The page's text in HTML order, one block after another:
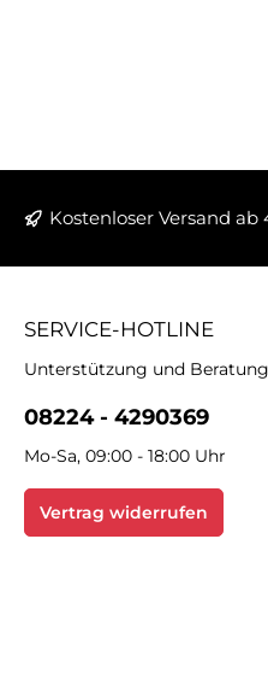
Kostenloser Versand ab
SERVICE-HOTLINE
Unterstützung und
08224 - 4290369
Mo-Sa, 09:00 - 18:00 Uhr
Vertrag widerrufen